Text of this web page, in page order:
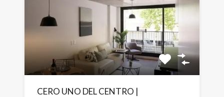
CERO UNO DEL CENTRO |